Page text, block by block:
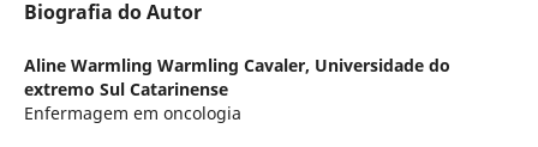
Biografia do Autor
Aline Warmling Warmling Cavaler, Universidade do
extremo Sul Catarinense
Enfermagem em oncologia